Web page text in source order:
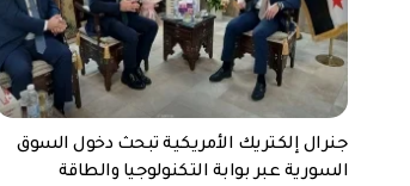
جنرال إلكتريك الأمريكية تبحث دخول السوق
السورية عبر بوابة التكنولوجيا والطاقة